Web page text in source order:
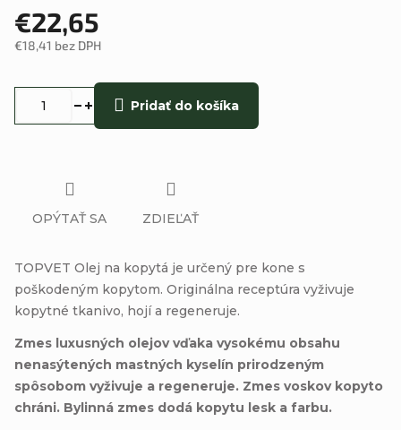
€22,65
€18,41 bez DPH
Pridať do košíka
TOPVET Olej na kopytá je určený pre kone s
poškodeným kopytom. Originálna receptúra ​​vyživuje
kopytné tkanivo, hojí a regeneruje.
Zmes luxusných olejov vďaka vysokému obsahu
nenasýtených mastných kyselín prirodzeným
spôsobom vyživuje a regeneruje. Zmes voskov kopyto
chráni. Bylinná zmes dodá kopytu lesk a farbu.
OPÝTAŤ SA ZDIEĽAŤ